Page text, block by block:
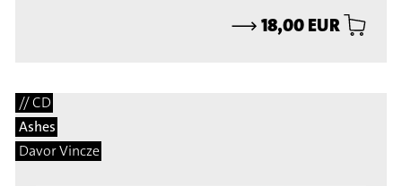
⟶18,00 EUR
// CD
Ashes
Davor Vincze